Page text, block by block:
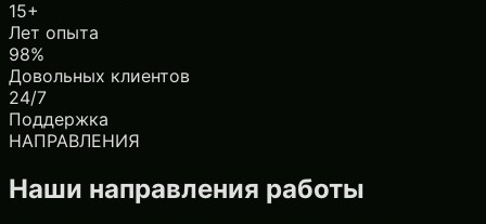
15+
Лет опыта
98%
Довольных клиентов
24/7
Поддержка
НАПРАВЛЕНИЯ
Наши направления работы